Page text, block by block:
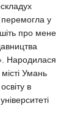
у
про мене
Народилася
Умань
в